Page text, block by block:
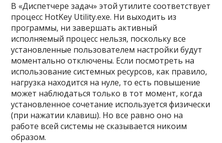
В «Диспетчере задач» этой утилите соответствует
процесс HotKey Utility.exe. Ни выходить из
программы, ни завершать активный
исполняемый процесс нельзя, поскольку все
установленные пользователем настройки будут
моментально отключены. Если посмотреть на
использование системных ресурсов, как правило,
нагрузка находится на нуле, то есть повышение
может наблюдаться только в тот момент, когда
установленное сочетание используется физически
(при нажатии клавиш). Но все равно оно на
работе всей системы не сказывается никоим
образом.